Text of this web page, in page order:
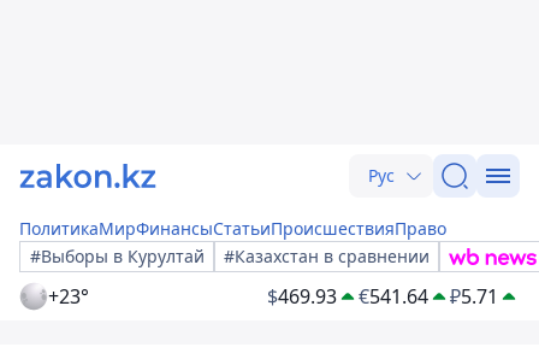
Рус
ПолитикаМирФинансыСтатьиПроисшествияПраво
#Выборы в Курултай
#Казахстан в сравнении
+23° $469.93 €541.64 ₽5.71